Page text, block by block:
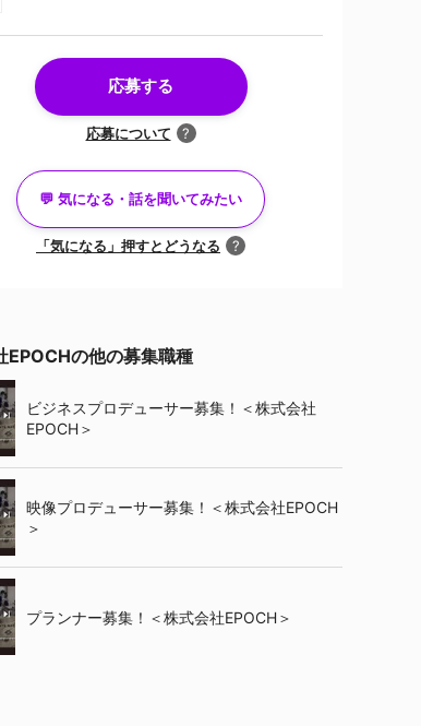
応募する
応募について ?
💬 気になる・話を聞いてみたい
「気になる」押すとどうなる ?
ャリアアドバイザーと面談済みの方
オファー
EPOCHの他の募集職種
ビジネスプロデューサー募集！＜株式会社
EPOCH＞
映像プロデューサー募集！＜株式会社EPOCH
＞
プランナー募集！＜株式会社EPOCH＞